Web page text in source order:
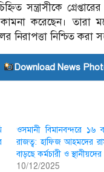
সন্ত্রাসীকে
কামনা করেছেন।
নিশ্চিত করা
Download News
ওসমানী বিমানবন্দরে ১৬
রাজত্ব: হাফিজ আহমদের
বাড়ছে কর্মচারী ও স্থানীয়দের
10/12/2025